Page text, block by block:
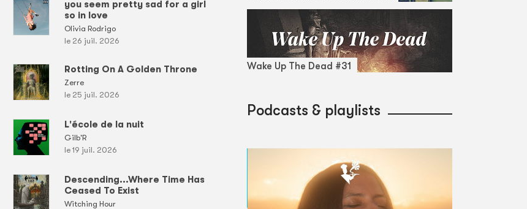
you seem pretty sad for a girl
so in love
Olivia Rodrigo
le 26 juil. 2026
Rotting On A Golden Throne
Zerre
le 25 juil. 2026
L'école de la nuit
Gilb'R
le 19 juil. 2026
Descending...Where Time Has
Ceased To Exist
Witching Hour
Wake Up The Dead #31
Podcasts & playlists